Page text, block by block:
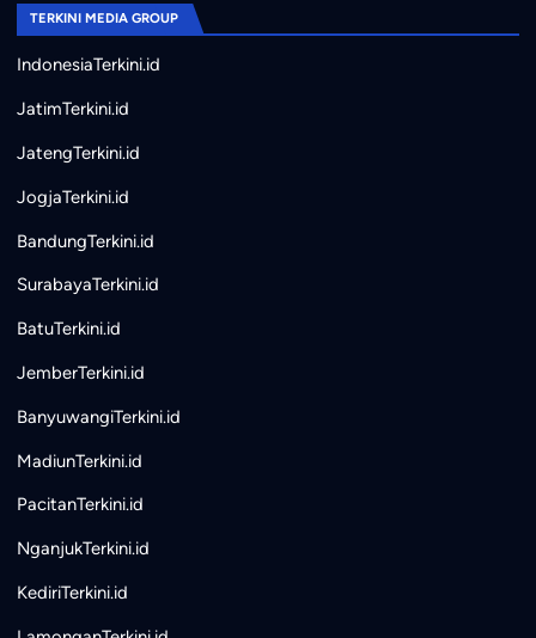
TERKINI MEDIA GROUP
IndonesiaTerkini.id
JatimTerkini.id
JatengTerkini.id
JogjaTerkini.id
BandungTerkini.id
SurabayaTerkini.id
BatuTerkini.id
JemberTerkini.id
BanyuwangiTerkini.id
MadiunTerkini.id
PacitanTerkini.id
NganjukTerkini.id
KediriTerkini.id